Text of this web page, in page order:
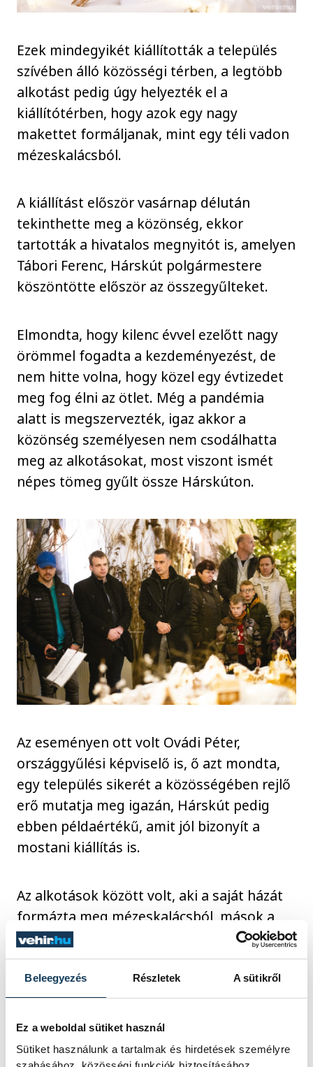
Beleegyezés Részletek A sütikről
Ez a weboldal sütiket használ
Sütiket használunk a tartalmak és hirdetések személyre
Ezek mindegyikét kiállították a település
szívében álló közösségi térben, a legtöbb
alkotást pedig úgy helyezték el a
kiállítótérben, hogy azok egy nagy
makettet formáljanak, mint egy téli vadon
mézeskalácsból.
A kiállítást először vasárnap délután
tekinthette meg a közönség, ekkor
tartották a hivatalos megnyitót is, amelyen
Tábori Ferenc, Hárskút polgármestere
köszöntötte először az összegyűlteket.
Elmondta, hogy kilenc évvel ezelőtt nagy
örömmel fogadta a kezdeményezést, de
nem hitte volna, hogy közel egy évtizedet
meg fog élni az ötlet. Még a pandémia
alatt is megszervezték, igaz akkor a
közönség személyesen nem csodálhatta
meg az alkotásokat, most viszont ismét
népes tömeg gyűlt össze Hárskúton.
Az eseményen ott volt Ovádi Péter,
országgyűlési képviselő is, ő azt mondta,
egy település sikerét a közösségében rejlő
erő mutatja meg igazán, Hárskút pedig
ebben példaértékű, amit jól bizonyít a
mostani kiállítás is.
Az alkotások között volt, aki a saját házát
formázta meg mézeskalácsból, mások a
fantáziájukra bízták, hogy mit sütnek, de
házak mellett készültek betlehemek,
körhinták és még számos kreatív alkotás
született.
A kiállítást bárki megtekintheti, a látogatás